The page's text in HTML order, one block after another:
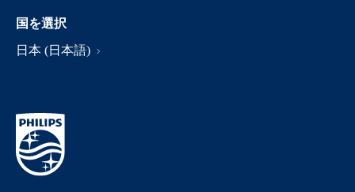
国を選択
日本 (日本語)